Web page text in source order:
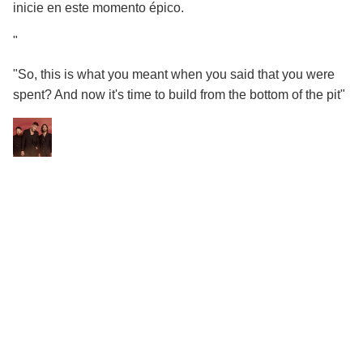
inicie en este momento épico.
"
"So, this is what you meant when you said that you were
spent? And now it's time to build from the bottom of the pit"